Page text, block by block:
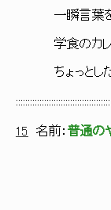
一瞬言葉を
学食のカレー
ちょっとした
15 名前： 普通の
（ おい
⌒|/⌒ヽ